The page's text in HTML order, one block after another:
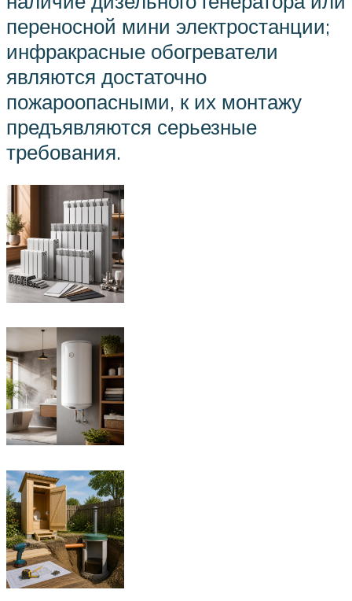
переносной мини электростанции;
инфракрасные обогреватели
являются достаточно
пожароопасными, к их монтажу
предъявляются серьезные
требования.